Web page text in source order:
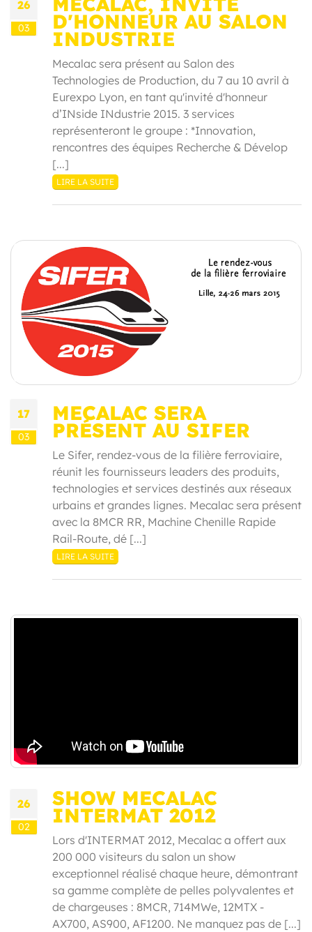
26
03 D'HONNEUR AU SALON
INDUSTRIE
Mecalac sera présent au Salon des
Technologies de Production, du 7 au 10 avril à
Eurexpo Lyon, en tant qu'invité d'honneur
d’INside INdustrie 2015. 3 services
représenteront le groupe : *Innovation,
rencontres des équipes Recherche & Dévelop
[...]
LIRE LA SUITE
17
03
MECALAC SERA
PRÉSENT AU SIFER
Le Sifer, rendez-vous de la filière ferroviaire,
réunit les fournisseurs leaders des produits,
technologies et services destinés aux réseaux
urbains et grandes lignes. Mecalac sera présent
avec la 8MCR RR, Machine Chenille Rapide
Rail-Route, dé [...]
LIRE LA SUITE
26
02
SHOW MECALAC
INTERMAT 2012
Lors d'INTERMAT 2012, Mecalac a offert aux
200 000 visiteurs du salon un show
exceptionnel réalisé chaque heure, démontrant
sa gamme complète de pelles polyvalentes et
de chargeuses : 8MCR, 714MWe, 12MTX -
AX700, AS900, AF1200. Ne manquez pas de [...]